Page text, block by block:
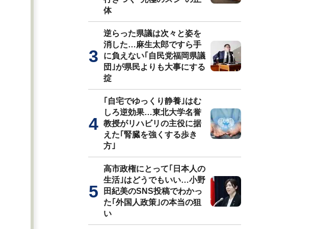
体
逆らった県議は次々と姿を
消した…麻生太郎ですら手
に負えない｢自民党福岡県議
団｣が県民よりも大事にする
掟
｢自宅でゆっくり静養｣はむ
しろ逆効果…東北大学名誉
教授がリハビリの主役に据
えた｢腎臓を強くする歩き
方｣
高市政権にとって｢日本人の
生活｣はどうでもいい…小野
田紀美のSNS投稿でわかっ
た｢外国人政策｣の本当の狙
い